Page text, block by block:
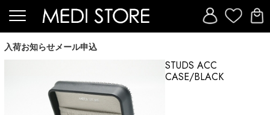
入荷お知らせメール申込
STUDS ACC
CASE/BLACK